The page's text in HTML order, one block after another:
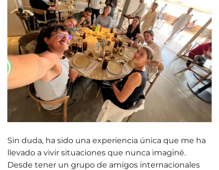
Sin duda, ha sido una experiencia única que me ha
llevado a vivir situaciones que nunca imaginé.
Desde tener un grupo de amigos internacionales